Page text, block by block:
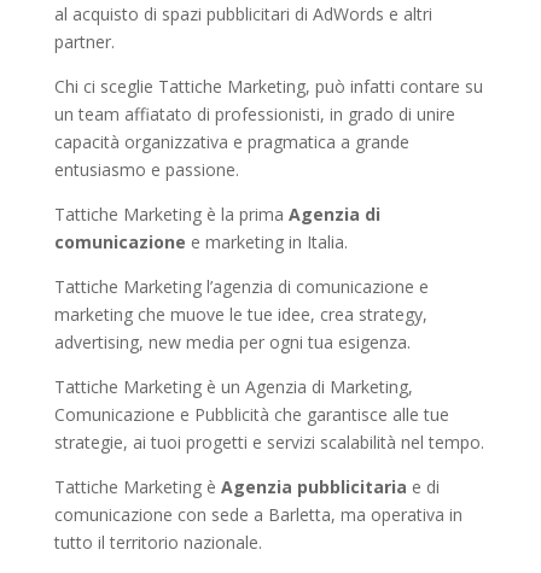
al acquisto di spazi pubblicitari di AdWords e altri
partner.
Chi ci sceglie Tattiche Marketing, può infatti contare su
un team affiatato di professionisti, in grado di unire
capacità organizzativa e pragmatica a grande
entusiasmo e passione.
Tattiche Marketing è la prima Agenzia di
comunicazione e marketing in Italia.
Tattiche Marketing l’agenzia di comunicazione e
marketing che muove le tue idee, crea strategy,
advertising, new media per ogni tua esigenza.
Tattiche Marketing è un Agenzia di Marketing,
Comunicazione e Pubblicità che garantisce alle tue
strategie, ai tuoi progetti e servizi scalabilità nel tempo.
Tattiche Marketing è Agenzia pubblicitaria e di
comunicazione con sede a Barletta, ma operativa in
tutto il territorio nazionale.